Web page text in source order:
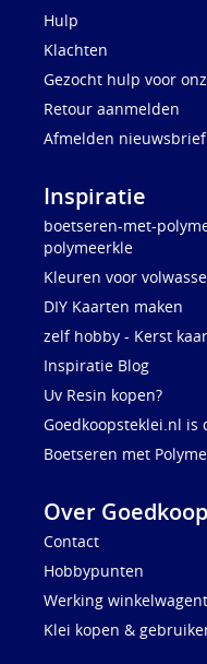
Hulp
Klachten
Gezocht hulp voor
Retour aanmelden
Afmelden nieuwsbrief
Inspiratie
boetseren-met-
polymeerkle
Kleuren voor
DIY Kaarten maken
zelf hobby - Kerst
Inspiratie Blog
Uv Resin kopen?
Goedkoopsteklei.nl
Boetseren met
Over
Contact
Hobbypunten
Werking
Klei kopen &